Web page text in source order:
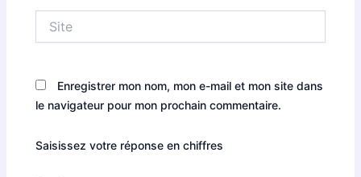
Enregistrer mon nom, mon e-mail et mon site dans
le navigateur pour mon prochain commentaire.
Saisissez votre réponse en chiffres